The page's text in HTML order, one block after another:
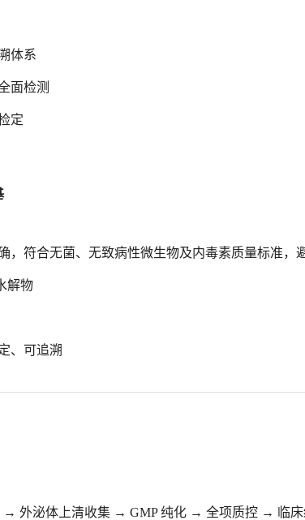
体系
面检测
定
，符合无菌、无致病性微生物及内毒素质量标准
解物
、可追溯
→ 外泌体上清收集 → GMP 纯化 → 全项质控 → 临床